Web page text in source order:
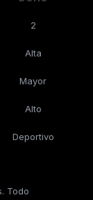
2
Alta
Mayor
Alto
Deportivo
Todo